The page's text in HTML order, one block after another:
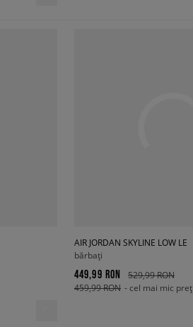
AIR JORDAN SKYLINE LOW LE
bărbați
449,99 RON
529,99 RON
459,99 RON - cel mai mic preț